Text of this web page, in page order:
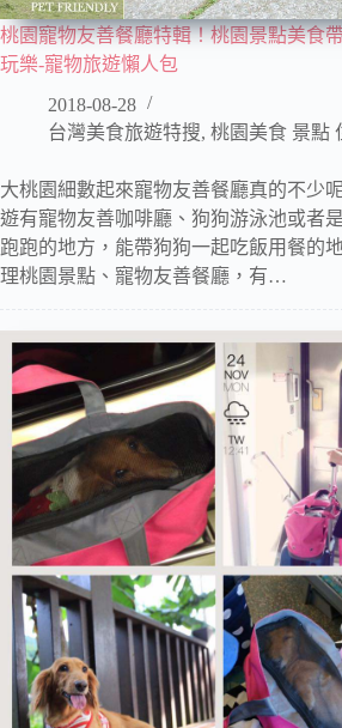
桃園寵物友善餐廳特輯！桃園景點美食
玩樂-寵物旅遊懶人包
2018-08-28
台灣美食旅遊特搜, 桃園美食 景點
大桃園細數起來寵物友善餐廳真的不少
遊有寵物友善咖啡廳、狗狗游泳池或者
跑跑的地方，能帶狗狗一起吃飯用餐的
理桃園景點、寵物友善餐廳，有…